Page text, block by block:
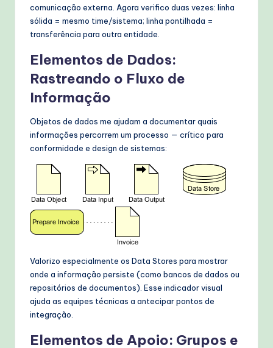
comunicação externa. Agora verifico duas vezes: linha
sólida = mesmo time/sistema; linha pontilhada =
transferência para outra entidade.
Elementos de Dados:
Rastreando o Fluxo de
Informação
Objetos de dados me ajudam a documentar quais
informações percorrem um processo — crítico para
conformidade e design de sistemas:
Valorizo especialmente os Data Stores para mostrar
onde a informação persiste (como bancos de dados ou
repositórios de documentos). Esse indicador visual
ajuda as equipes técnicas a antecipar pontos de
integração.
Elementos de Apoio: Grupos e